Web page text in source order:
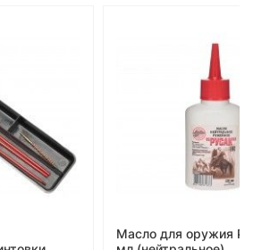
Масло для оружия